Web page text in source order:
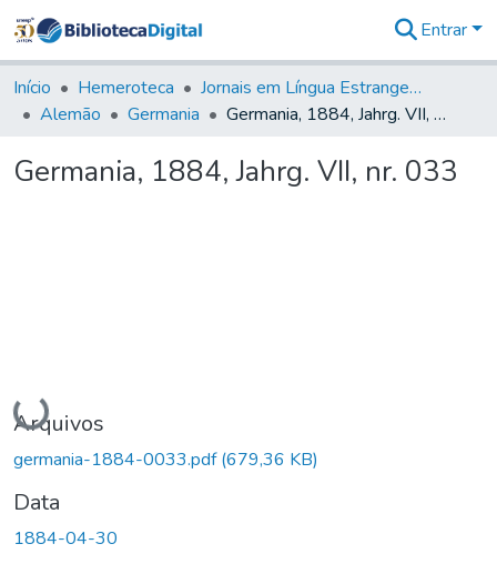
&
Coleções
Tudo na
Digital
Entrar
Início Hemeroteca
Jornais em Língua Estrangeira
Alemão
Germania Germania, 1884, Jahrg. VII, nr. 033
Germania, 1884, Jahrg. VII, nr. 033
Carregando...
Arquivos
germania-1884-0033.pdf(679,36 KB)
Data
1884-04-30